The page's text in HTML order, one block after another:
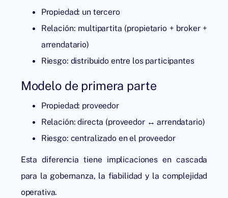
Propiedad: un tercero
Relación: multipartita (propietario + broker +
arrendatario)
Riesgo: distribuido entre los participantes
Modelo de primera parte
Propiedad: proveedor
Relación: directa (proveedor ↔ arrendatario)
Riesgo: centralizado en el proveedor
Esta diferencia tiene implicaciones en cascada
para la gobernanza, la fiabilidad y la complejidad
operativa.